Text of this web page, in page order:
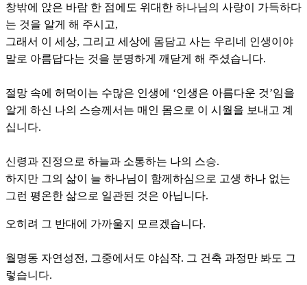
창밖에 앉은 바람 한 점에도 위대한 하나님의 사랑이 가득하다
는 것을 알게 해 주시고,
그래서 이 세상, 그리고 세상에 몸담고 사는 우리네 인생이야
말로 아름답다는 것을 분명하게 깨닫게 해 주셨습니다.
절망 속에 허덕이는 수많은 인생에 ‘인생은 아름다운 것’임을
알게 하신 나의 스승께서는 매인 몸으로 이 시월을 보내고 계
십니다.
신령과 진정으로 하늘과 소통하는 나의 스승.
하지만 그의 삶이 늘 하나님이 함께하심으로 고생 하나 없는
그런 평온한 삶으로 일관된 것은 아닙니다.
오히려 그 반대에 가까울지 모르겠습니다.
월명동 자연성전, 그중에서도 야심작. 그 건축 과정만 봐도 그
렇습니다.